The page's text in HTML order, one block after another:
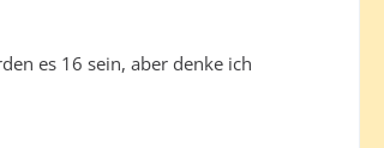
es 16 sein, aber denke ich